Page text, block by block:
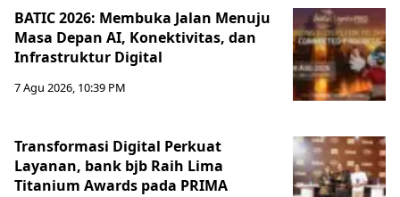
BATIC 2026: Membuka Jalan Menuju
Masa Depan AI, Konektivitas, dan
Infrastruktur Digital
7 Agu 2026, 10:39 PM
Transformasi Digital Perkuat
Layanan, bank bjb Raih Lima
Titanium Awards pada PRIMA